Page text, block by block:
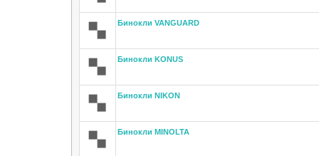
Бинокли VANGUARD
Бинокли KONUS
Бинокли NIKON
Бинокли MINOLTA